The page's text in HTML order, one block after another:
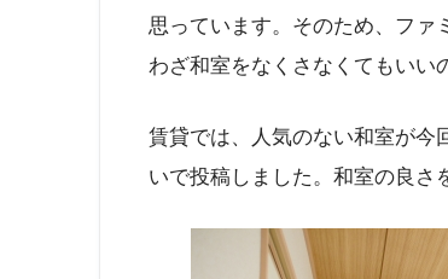
思っています。そのため、ファ
わざ和室をなくさなくてもいい
賃貸では、人気のない和室が今
いで投稿しました。和室の良さ